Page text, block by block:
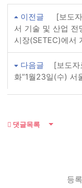
이전글
[보도
서 기술 및 산업 전
시장(SETEC)에서
다음글
[보도
화”1월23일(수) 서
댓글목록
등